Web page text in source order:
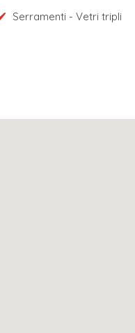
Serramenti - Vetri tripli